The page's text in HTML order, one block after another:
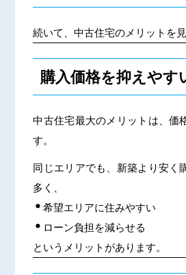
続いて、中古住宅のメリットを
購入価格を抑えやす
中古住宅最大のメリットは、価
す。
同じエリアでも、新築より安く
多く、
希望エリアに住みやすい
ローン負担を減らせる
というメリットがあります。